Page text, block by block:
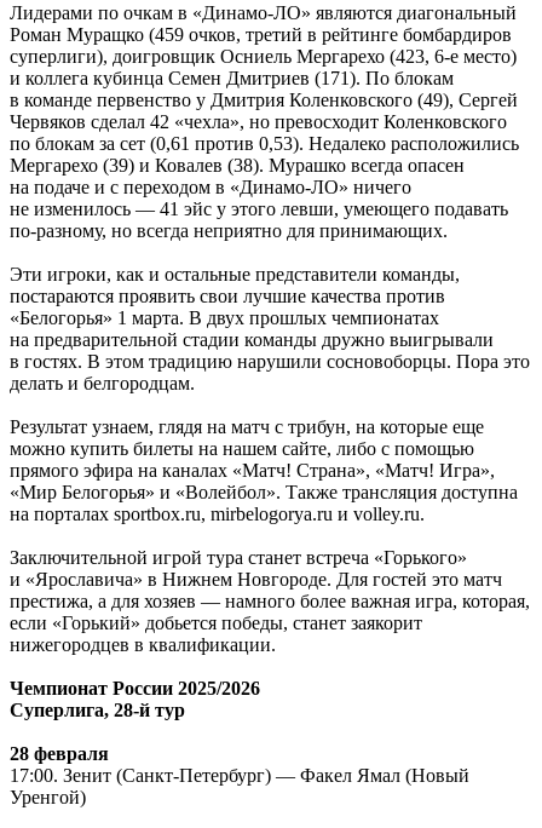
Лидерами по очкам в «Динамо-ЛО» являются диагональный
Роман Муращко (459 очков, третий в рейтинге бомбардиров
суперлиги), доигровщик Осниель Мергарехо (423, 6-е место)
и коллега кубинца Семен Дмитриев (171). По блокам
в команде первенство у Дмитрия Коленковского (49), Сергей
Червяков сделал 42 «чехла», но превосходит Коленковского
по блокам за сет (0,61 против 0,53). Недалеко расположились
Мергарехо (39) и Ковалев (38). Мурашко всегда опасен
на подаче и с переходом в «Динамо-ЛО» ничего
не изменилось — 41 эйс у этого левши, умеющего подавать
по-разному, но всегда неприятно для принимающих.
Эти игроки, как и остальные представители команды,
постараются проявить свои лучшие качества против
«Белогорья» 1 марта. В двух прошлых чемпионатах
на предварительной стадии команды дружно выигрывали
в гостях. В этом традицию нарушили сосновоборцы. Пора это
делать и белгородцам.
Результат узнаем, глядя на матч с трибун, на которые еще
можно купить билеты на нашем сайте, либо с помощью
прямого эфира на каналах «Матч! Страна», «Матч! Игра»,
«Мир Белогорья» и «Волейбол». Также трансляция доступна
на порталах sportbox.ru, mirbelogorya.ru и volley.ru.
Заключительной игрой тура станет встреча «Горького»
и «Ярославича» в Нижнем Новгороде. Для гостей это матч
престижа, а для хозяев — намного более важная игра, которая,
если «Горький» добьется победы, станет заякорит
нижегородцев в квалификации.
Чемпионат России 2025/2026
Суперлига, 28-й тур
28 февраля
17:00. Зенит (Санкт-Петербург) — Факел Ямал (Новый
Уренгой)